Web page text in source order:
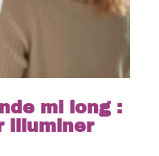
mi long :
illuminer